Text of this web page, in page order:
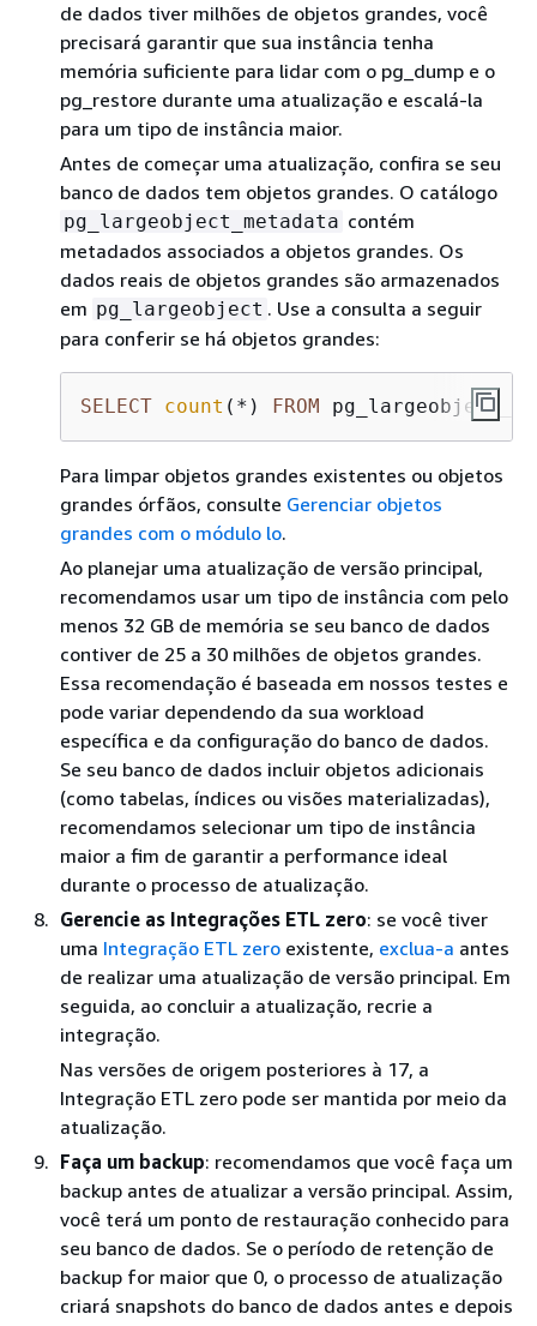
de dados tiver milhões de objetos grandes, você
precisará garantir que sua instância tenha
memória suficiente para lidar com o pg_dump e o
pg_restore durante uma atualização e escalá-la
para um tipo de instância maior.
Antes de começar uma atualização, confira se seu
banco de dados tem objetos grandes. O catálogo
pg_largeobject_metadata contém
metadados associados a objetos grandes. Os
dados reais de objetos grandes são armazenados
em pg_largeobject . Use a consulta a seguir
para conferir se há objetos grandes:
SELECT count ( * ) FROM
Para limpar objetos grandes existentes ou objetos
grandes órfãos, consulte Gerenciar objetos
grandes com o módulo lo.
Ao planejar uma atualização de versão principal,
recomendamos usar um tipo de instância com pelo
menos 32 GB de memória se seu banco de dados
contiver de 25 a 30 milhões de objetos grandes.
Essa recomendação é baseada em nossos testes e
pode variar dependendo da sua workload
específica e da configuração do banco de dados.
Se seu banco de dados incluir objetos adicionais
(como tabelas, índices ou visões materializadas),
recomendamos selecionar um tipo de instância
maior a fim de garantir a performance ideal
durante o processo de atualização.
Gerencie as Integrações ETL zero: se você tiver
uma Integração ETL zero existente, exclua-a antes
de realizar uma atualização de versão principal. Em
seguida, ao concluir a atualização, recrie a
integração.
Nas versões de origem posteriores à 17, a
Integração ETL zero pode ser mantida por meio da
atualização.
Faça um backup: recomendamos que você faça um
backup antes de atualizar a versão principal. Assim,
você terá um ponto de restauração conhecido para
seu banco de dados. Se o período de retenção de
backup for maior que 0, o processo de atualização
criará snapshots do banco de dados antes e depois